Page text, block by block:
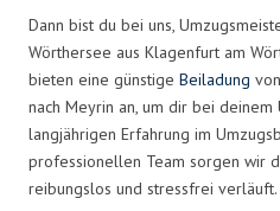
Dann bist du bei uns,
Wörthersee aus Klagenfurt am
bieten eine günstige Beiladung
nach Meyrin an, um dir bei
langjährigen Erfahrung im
professionellen Team sorgen wir
reibungslos und stressfrei verläuft.